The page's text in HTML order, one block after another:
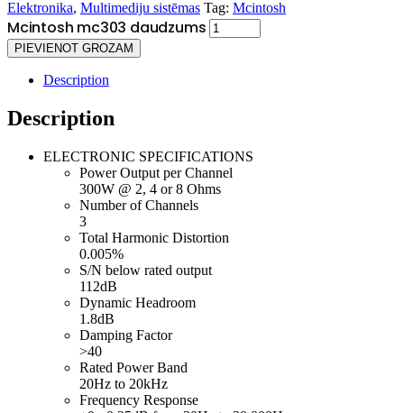
Elektronika, Multimediju sistēmas Tag: Mcintosh
Mcintosh mc303 daudzums
PIEVIENOT GROZAM
Description
Description
ELECTRONIC SPECIFICATIONS
Power Output per Channel
300W @ 2, 4 or 8 Ohms
Number of Channels
3
Total Harmonic Distortion
0.005%
S/N below rated output
112dB
Dynamic Headroom
1.8dB
Damping Factor
>40
Rated Power Band
20Hz to 20kHz
Frequency Response